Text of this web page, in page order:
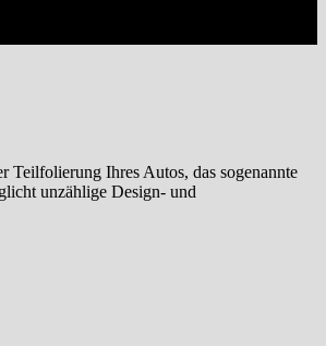
Teilfolierung Ihres Autos, das sogenannte
unzählige Design- und